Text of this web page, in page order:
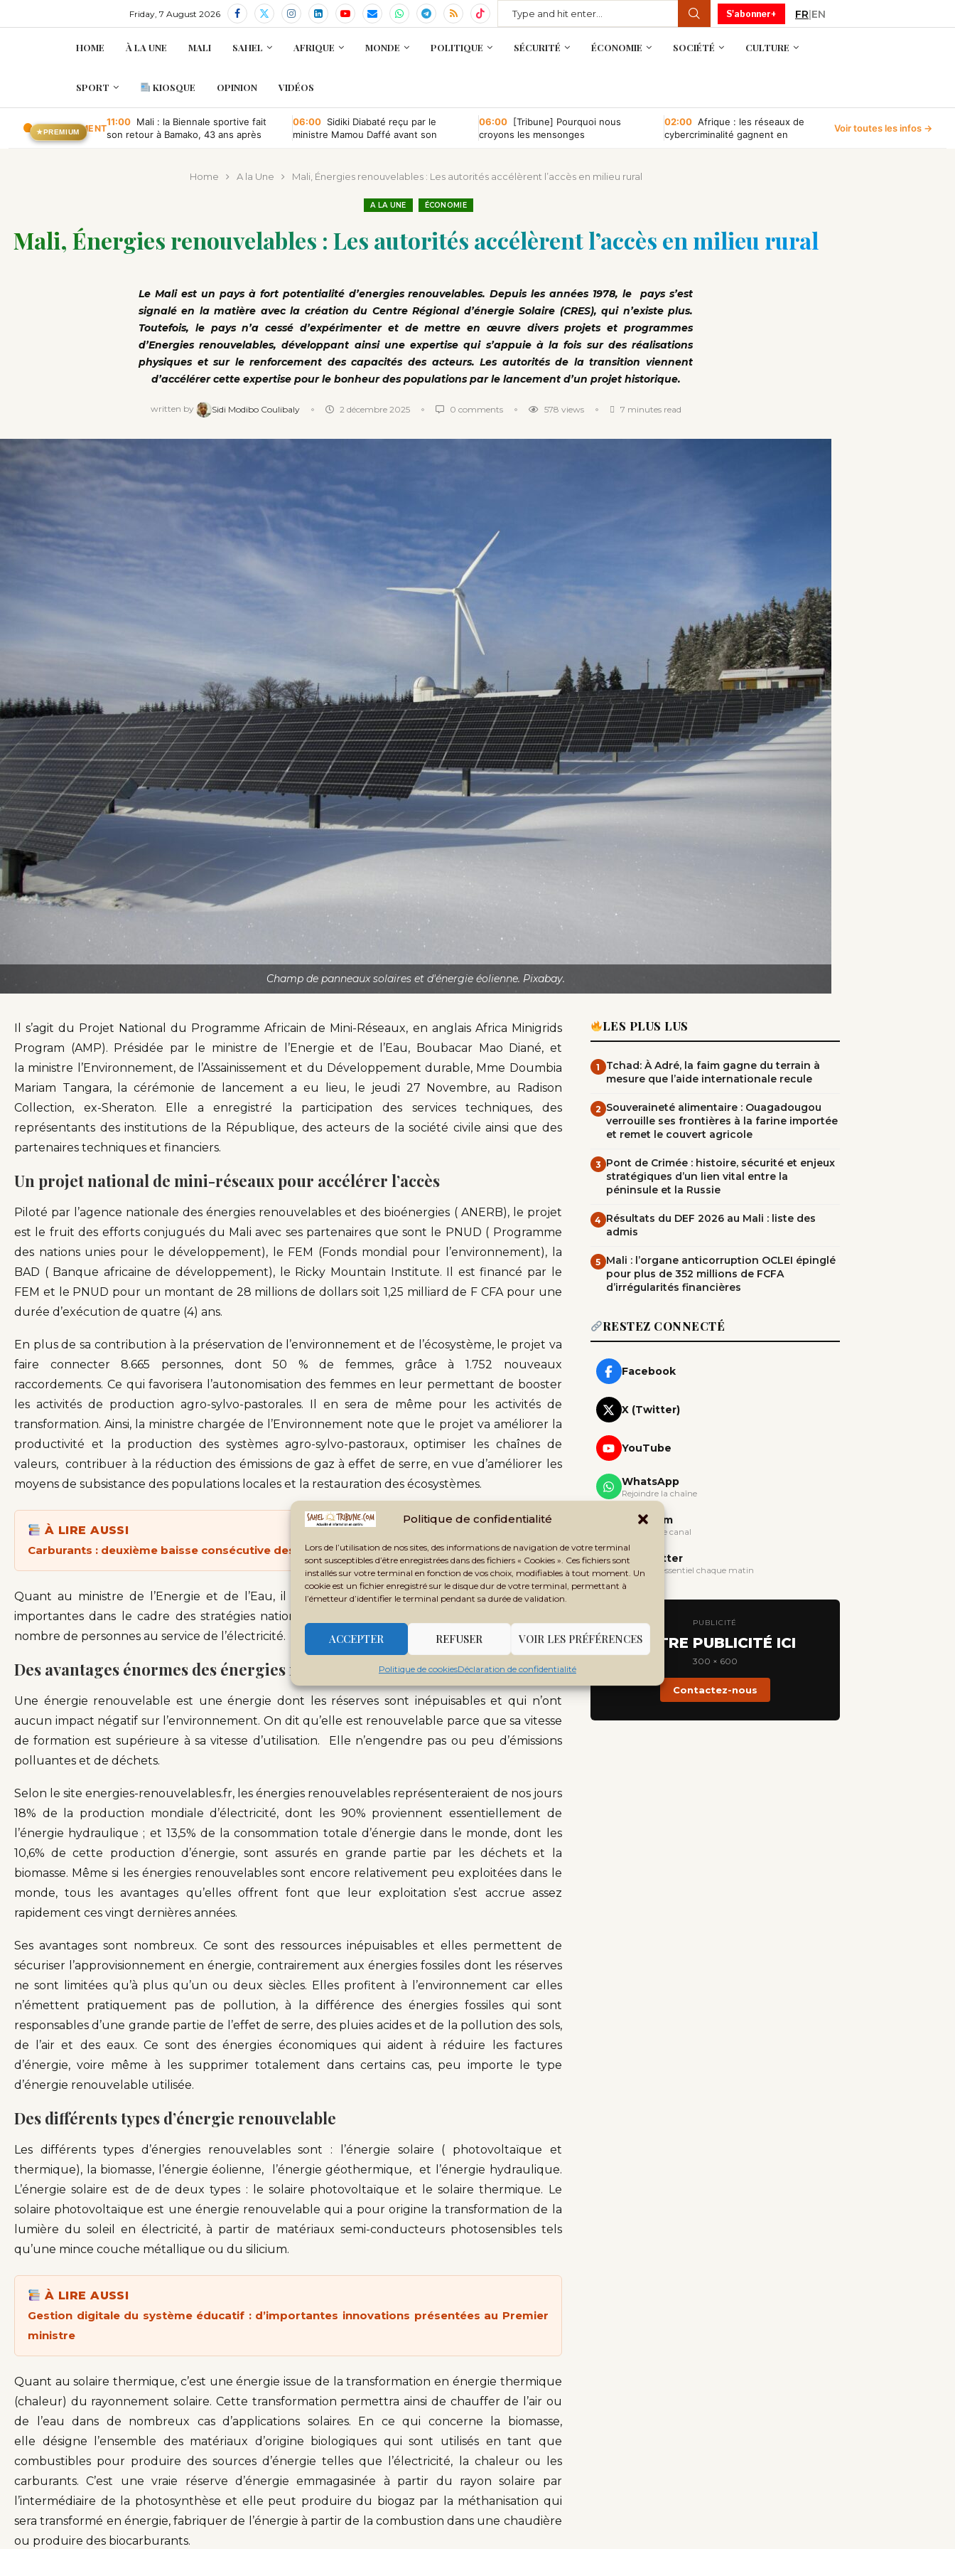
Politique de confidentialité
Lors de l’utilisation de nos sites, des informations de navigation de votre terminal
sont susceptibles d’être enregistrées dans des fichiers « Cookies ». Ces fichiers sont
installés sur votre terminal en fonction de vos choix, modifiables à tout moment. Un
cookie est un fichier enregistré sur le disque dur de votre terminal, permettant à
l’émetteur d’identifier le terminal pendant sa durée de validation.
ACCEPTER REFUSER VOIR LES PRÉFÉRENCES
Politique de cookiesDéclaration de confidentialité
Friday, 7 August 2026 S'abonner+ FR|EN
HOME À LA UNE MALI SAHEL AFRIQUE MONDE POLITIQUE SÉCURITÉ ÉCONOMIE SOCIÉTÉ CULTURE
SPORT KIOSQUE OPINION VIDÉOS
EN CE MOMENT
★PREMIUM
11:00 Mali : la Biennale sportive fait
son retour à Bamako, 43 ans après
06:00 Sidiki Diabaté reçu par le
ministre Mamou Daffé avant son
06:00 [Tribune] Pourquoi nous
croyons les mensonges
02:00 Afrique : les réseaux de
cybercriminalité gagnent en
Voir toutes les infos →
Home A la Une Mali, Énergies renouvelables : Les autorités accélèrent l’accès en milieu rural
A LA UNE ÉCONOMIE
Mali, Énergies renouvelables : Les autorités accélèrent l’accès en milieu rural
Le Mali est un pays à fort potentialité d’energies renouvelables. Depuis les années 1978, le pays s’est
signalé en la matière avec la création du Centre Régional d’énergie Solaire (CRES), qui n’existe plus.
Toutefois, le pays n’a cessé d’expérimenter et de mettre en œuvre divers projets et programmes
d’Energies renouvelables, développant ainsi une expertise qui s’appuie à la fois sur des réalisations
physiques et sur le renforcement des capacités des acteurs. Les autorités de la transition viennent
d’accélérer cette expertise pour le bonheur des populations par le lancement d’un projet historique.
written by Sidi Modibo Coulibaly 2 décembre 2025 0 comments 578 views 7 minutes read
Champ de panneaux solaires et d'énergie éolienne. Pixabay.
Il s’agit du Projet National du Programme Africain de Mini-Réseaux, en anglais Africa Minigrids
Program (AMP). Présidée par le ministre de l’Energie et de l’Eau, Boubacar Mao Diané, et
la ministre l’Environnement, de l’Assainissement et du Développement durable, Mme Doumbia
Mariam Tangara, la cérémonie de lancement a eu lieu, le jeudi 27 Novembre, au Radison
Collection, ex-Sheraton. Elle a enregistré la participation des services techniques, des
représentants des institutions de la République, des acteurs de la société civile ainsi que des
partenaires techniques et financiers.
Un projet national de mini-réseaux pour accélérer l’accès
Piloté par l’agence nationale des énergies renouvelables et des bioénergies ( ANERB), le projet
est le fruit des efforts conjugués du Mali avec ses partenaires que sont le PNUD ( Programme
des nations unies pour le développement), le FEM (Fonds mondial pour l’environnement), la
BAD ( Banque africaine de développement), le Ricky Mountain Institute. Il est financé par le
FEM et le PNUD pour un montant de 28 millions de dollars soit 1,25 milliard de F CFA pour une
durée d’exécution de quatre (4) ans.
En plus de sa contribution à la préservation de l’environnement et de l’écosystème, le projet va
faire connecter 8.665 personnes, dont 50 % de femmes, grâce à 1.752 nouveaux
raccordements. Ce qui favorisera l’autonomisation des femmes en leur permettant de booster
les activités de production agro-sylvo-pastorales. Il en sera de même pour les activités de
transformation. Ainsi, la ministre chargée de l’Environnement note que le projet va améliorer la
productivité et la production des systèmes agro-sylvo-pastoraux, optimiser les chaînes de
valeurs, contribuer à la réduction des émissions de gaz à effet de serre, en vue d’améliorer les
moyens de subsistance des populations locales et la restauration des écosystèmes.
À LIRE AUSSI
Carburants : deuxième baisse consécutive des prix au Mali depuis octobre 2024
Quant au ministre de l’Energie et de l’Eau, il a souligné qu’un tel projet a des retombées
importantes dans le cadre des stratégies nationales d’élargir l’accès universel du plus grand
nombre de personnes au service de l’électricité.
Des avantages énormes des énergies renouvelables
Une énergie renouvelable est une énergie dont les réserves sont inépuisables et qui n’ont
aucun impact négatif sur l’environnement. On dit qu’elle est renouvelable parce que sa vitesse
de formation est supérieure à sa vitesse d’utilisation. Elle n’engendre pas ou peu d’émissions
polluantes et de déchets.
Selon le site energies-renouvelables.fr, les énergies renouvelables représenteraient de nos jours
18% de la production mondiale d’électricité, dont les 90% proviennent essentiellement de
l’énergie hydraulique ; et 13,5% de la consommation totale d’énergie dans le monde, dont les
10,6% de cette production d’énergie, sont assurés en grande partie par les déchets et la
biomasse. Même si les énergies renouvelables sont encore relativement peu exploitées dans le
monde, tous les avantages qu’elles offrent font que leur exploitation s’est accrue assez
rapidement ces vingt dernières années.
Ses avantages sont nombreux. Ce sont des ressources inépuisables et elles permettent de
sécuriser l’approvisionnement en énergie, contrairement aux énergies fossiles dont les réserves
ne sont limitées qu’à plus qu’un ou deux siècles. Elles profitent à l’environnement car elles
n’émettent pratiquement pas de pollution, à la différence des énergies fossiles qui sont
responsables d’une grande partie de l’effet de serre, des pluies acides et de la pollution des sols,
de l’air et des eaux. Ce sont des énergies économiques qui aident à réduire les factures
d’énergie, voire même à les supprimer totalement dans certains cas, peu importe le type
d’énergie renouvelable utilisée.
Des différents types d’énergie renouvelable
Les différents types d’énergies renouvelables sont : l’énergie solaire ( photovoltaïque et
thermique), la biomasse, l’énergie éolienne, l’énergie géothermique, et l’énergie hydraulique.
L’énergie solaire est de de deux types : le solaire photovoltaïque et le solaire thermique. Le
solaire photovoltaïque est une énergie renouvelable qui a pour origine la transformation de la
lumière du soleil en électricité, à partir de matériaux semi-conducteurs photosensibles tels
qu’une mince couche métallique ou du silicium.
À LIRE AUSSI
Gestion digitale du système éducatif : d’importantes innovations présentées au Premier
ministre
Quant au solaire thermique, c’est une énergie issue de la transformation en énergie thermique
(chaleur) du rayonnement solaire. Cette transformation permettra ainsi de chauffer de l’air ou
de l’eau dans de nombreux cas d’applications solaires. En ce qui concerne la biomasse,
elle désigne l’ensemble des matériaux d’origine biologiques qui sont utilisés en tant que
combustibles pour produire des sources d’énergie telles que l’électricité, la chaleur ou les
carburants. C’est une vraie réserve d’énergie emmagasinée à partir du rayon solaire par
l’intermédiaire de la photosynthèse et elle peut produire du biogaz par la méthanisation qui
sera transformé en énergie, fabriquer de l’énergie à partir de la combustion dans une chaudière
ou produire des biocarburants.
LES PLUS LUS
1
Tchad: À Adré, la faim gagne du terrain à
mesure que l’aide internationale recule
2 Souveraineté alimentaire : Ouagadougou
verrouille ses frontières à la farine importée
et remet le couvert agricole
3 Pont de Crimée : histoire, sécurité et enjeux
stratégiques d’un lien vital entre la
péninsule et la Russie
4 Résultats du DEF 2026 au Mali : liste des
admis
5 Mali : l’organe anticorruption OCLEI épinglé
pour plus de 352 millions de FCFA
d’irrégularités financières
RESTEZ CONNECTÉ
Facebook
X (Twitter)
YouTube
WhatsApp
Rejoindre la chaîne
Telegram
Rejoindre le canal
Newsletter
Recevoir l'essentiel chaque matin
PUBLICITÉ
VOTRE PUBLICITÉ ICI
300 × 600
Contactez-nous